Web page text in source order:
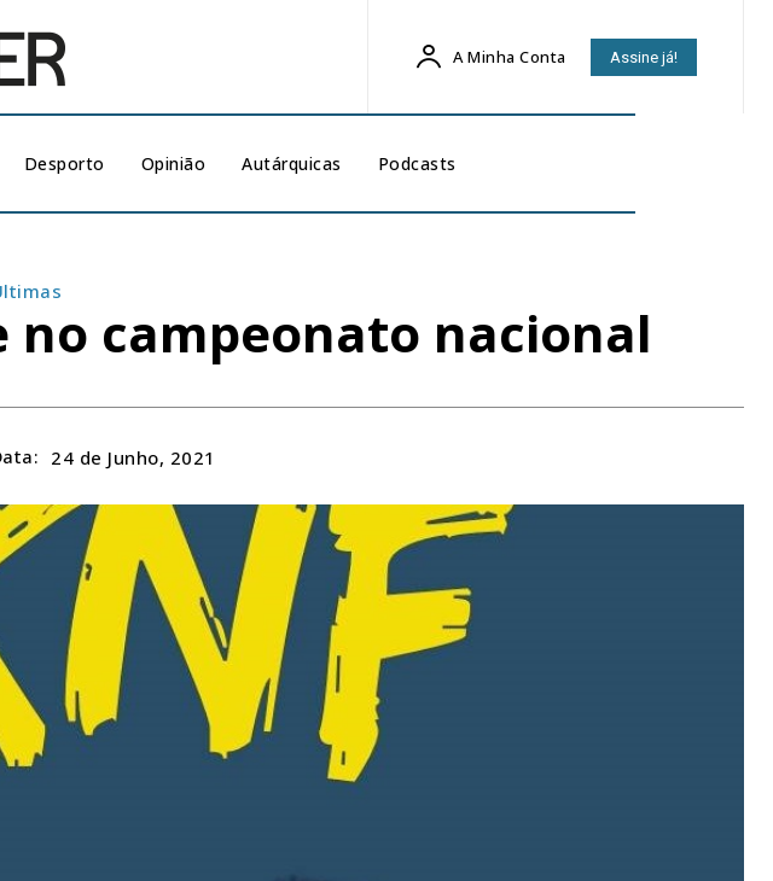
A Minha Conta Assine já!
Desporto Opinião Autárquicas Podcasts
no campeonato nacional
24 de Junho, 2021